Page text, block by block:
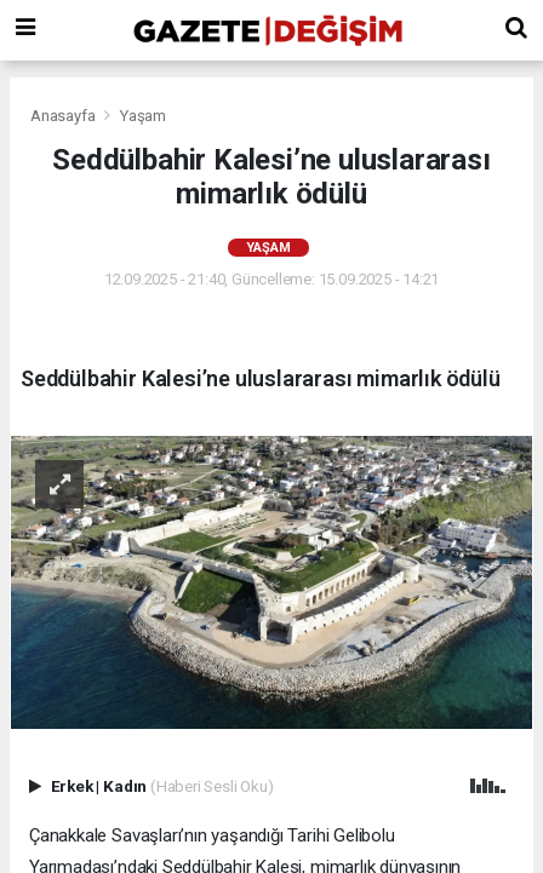
Anasayfa Yaşam
Seddülbahir Kalesi’ne uluslararası
mimarlık ödülü
YAŞAM
12.09.2025 - 21:40, Güncelleme: 15.09.2025 - 14:21
Seddülbahir Kalesi’ne uluslararası mimarlık ödülü
Erkek| Kadın (Haberi Sesli Oku)
Çanakkale Savaşları’nın yaşandığı Tarihi Gelibolu
Yarımadası’ndaki Seddülbahir Kalesi, mimarlık dünyasının